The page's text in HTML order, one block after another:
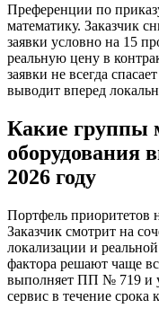
Преференции по
математику. Заказчик
заявки условно на 15
реальную цену в
заявки не всегда
выводит вперед
Какие группы
оборудования
2026 году
Портфель приоритетов
Заказчик смотрит на
локализации и
фактора решают чаще
выполняет ПП № 719 и
сервис в течение срока